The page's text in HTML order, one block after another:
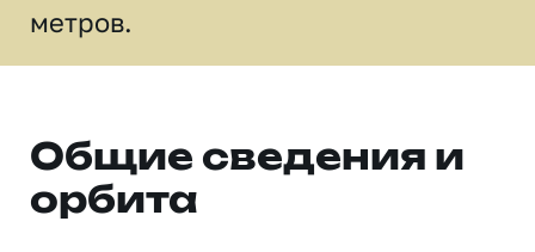
метров.
Общие сведения и
орбита